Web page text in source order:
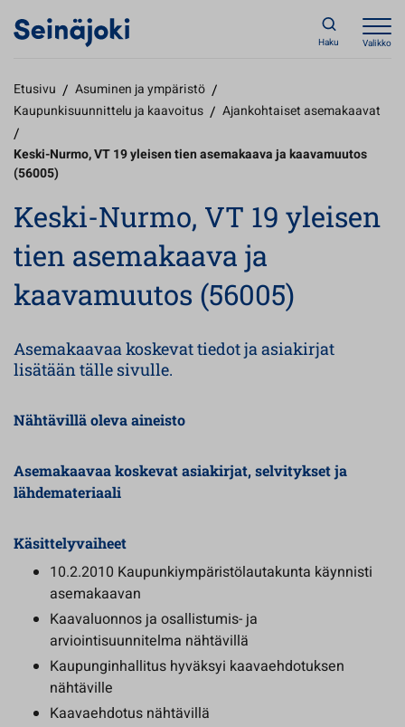
Haku Valikko
Etusivu / Asuminen ja ympäristö /
Kaupunkisuunnittelu ja kaavoitus / Ajankohtaiset asemakaavat
/
Keski-Nurmo, VT 19 yleisen tien asemakaava ja kaavamuutos
(56005)
Keski-Nurmo, VT 19 yleisen
tien asemakaava ja
kaavamuutos (56005)
Asemakaavaa koskevat tiedot ja asiakirjat
lisätään tälle sivulle.
Nähtävillä oleva aineisto
Asemakaavaa koskevat asiakirjat, selvitykset ja
lähdemateriaali
Käsittelyvaiheet
10.2.2010 Kaupunkiympäristölautakunta käynnisti
asemakaavan
Kaavaluonnos ja osallistumis- ja
arviointisuunnitelma nähtävillä
Kaupunginhallitus hyväksyi kaavaehdotuksen
nähtäville
Kaavaehdotus nähtävillä